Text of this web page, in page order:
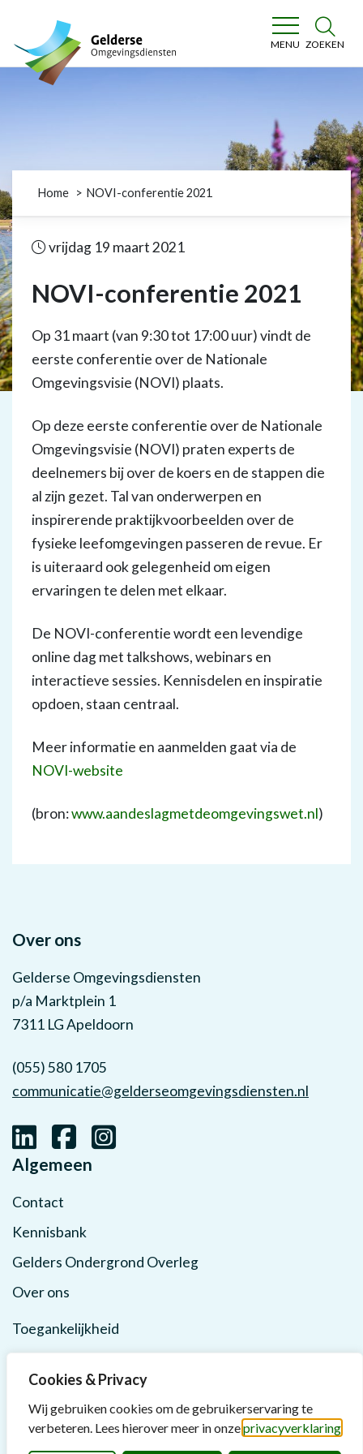
Cookies & Privacy
Wij gebruiken cookies om de gebruikerservaring te
verbeteren. Lees hierover meer in onzeprivacyverklaring
Gelderse Omgevingsdiensten
MENU ZOEKEN
Home NOVI-conferentie 2021
vrijdag 19 maart 2021
NOVI-conferentie 2021
Op 31 maart (van 9:30 tot 17:00 uur) vindt de
eerste conferentie over de Nationale
Omgevingsvisie (NOVI) plaats.
Op deze eerste conferentie over de Nationale
Omgevingsvisie (NOVI) praten experts de
deelnemers bij over de koers en de stappen die
al zijn gezet. Tal van onderwerpen en
inspirerende praktijkvoorbeelden over de
fysieke leefomgevingen passeren de revue. Er
is uiteraard ook gelegenheid om eigen
ervaringen te delen met elkaar.
De NOVI-conferentie wordt een levendige
online dag met talkshows, webinars en
interactieve sessies. Kennisdelen en inspiratie
opdoen, staan centraal.
Meer informatie en aanmelden gaat via de
NOVI-website
(bron:www.aandeslagmetdeomgevingswet.nl)
Over ons
Gelderse Omgevingsdiensten
p/a Marktplein 1
7311 LG Apeldoorn
(055) 580 1705
communicatie@gelderseomgevingsdiensten.nl
Algemeen
Contact
Kennisbank
Gelders Ondergrond Overleg
Over ons
Toegankelijkheid